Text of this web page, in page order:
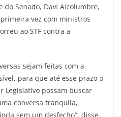
do Senado, Davi Alcolumbre,
vez com ministros
ao STF contra a
sejam feitas com a
para que até esse prazo o
Legislativo possam buscar
conversa tranquila,
sem um desfecho”, disse.